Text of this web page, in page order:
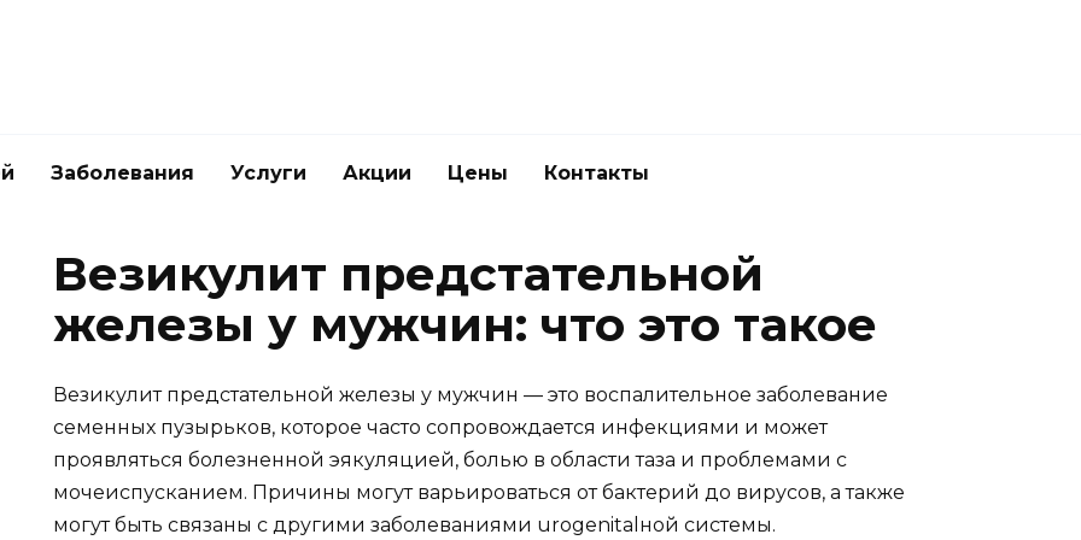
Заболевания Услуги Акции Цены Контакты
Везикулит предстательной
железы у мужчин: что это такое
Везикулит предстательной железы у мужчин — это воспалительное заболевание
семенных пузырьков, которое часто сопровождается инфекциями и может
проявляться болезненной эякуляцией, болью в области таза и проблемами с
мочеиспусканием. Причины могут варьироваться от бактерий до вирусов, а также
могут быть связаны с другими заболеваниями urogenitalной системы.